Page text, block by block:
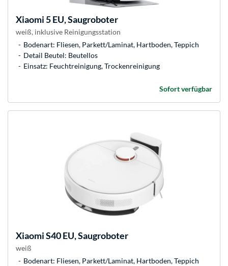
Xiaomi5 EU, Saugroboter
weiß, inklusive Reinigungsstation
Bodenart: Fliesen, Parkett/Laminat, Hartboden, Teppich
Detail Beutel: Beutellos
Einsatz: Feuchtreinigung, Trockenreinigung
Sofort verfügbar
XiaomiS40 EU, Saugroboter
weiß
Bodenart: Fliesen, Parkett/Laminat, Hartboden, Teppich